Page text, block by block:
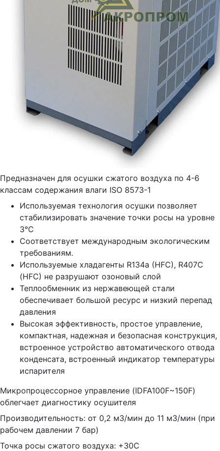
Предназначен для осушки сжатого воздуха по 4-6
классам содержания влаги ISO 8573-1
Используемая технология осушки позволяет
стабилизировать значение точки росы на уровне
3°С
Соответствует международным экологическим
требованиям.
Используемые хладагенты R134a (HFC), R407C
(HFC) не разрушают озоновый слой
Теплообменник из нержавеющей стали
обеспечивает большой ресурс и низкий перепад
давления
Высокая эффективность, простое управление,
компактная, надежная и безопасная конструкция,
встроенное устройство автоматического отвода
конденсата, встроенный индикатор температуры
испарителя
Микропроцессорное управление (IDFA100F~150F)
облегчает диагностику осушителя
Производительность: от 0,2 м3/мин до 11 м3/мин (при
рабочем давлении 7 бар)
Точка росы сжатого воздуха: +30С